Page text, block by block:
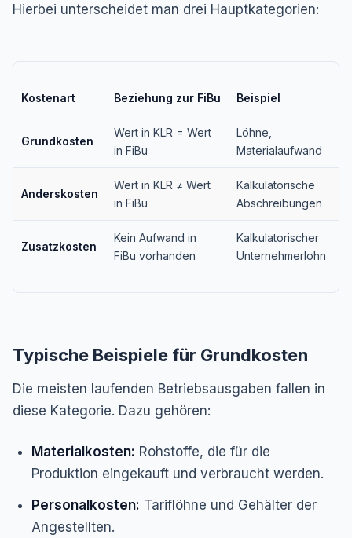
Hierbei unterscheidet man drei Hauptkategorien:
Kostenart Beziehung zur FiBu Beispiel
Grundkosten
Wert in KLR = Wert
in FiBu
Löhne,
Materialaufwand
Anderskosten
Wert in KLR ≠ Wert
in FiBu
Kalkulatorische
Abschreibungen
Zusatzkosten
Kein Aufwand in
FiBu vorhanden
Kalkulatorischer
Unternehmerlohn
Typische Beispiele für Grundkosten
Die meisten laufenden Betriebsausgaben fallen in
diese Kategorie. Dazu gehören:
Materialkosten: Rohstoffe, die für die
Produktion eingekauft und verbraucht werden.
Personalkosten: Tariflöhne und Gehälter der
Angestellten.